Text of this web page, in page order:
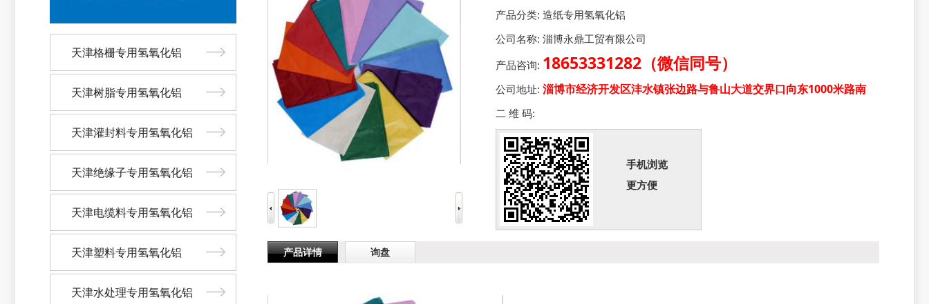
天津格栅专用氢氧化铝
天津树脂专用氢氧化铝
天津灌封料专用氢氧化铝
天津绝缘子专用氢氧化铝
天津电缆料专用氢氧化铝
天津塑料专用氢氧化铝
天津水处理专用氢氧化铝
产品分类: 造纸专用氢氧化铝
公司名称: 淄博永鼎工贸有限公司
产品咨询: 18653331282（微信同号）
公司地址: 淄博市经济开发区沣水镇张边路与鲁山大道交界口向东1000米路南
二 维 码:
手机浏览
更方便
产品详情 询盘